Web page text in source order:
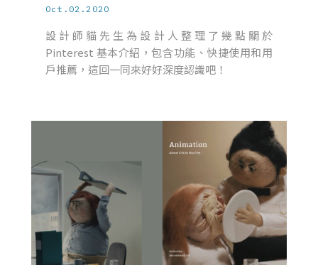
Oct.02.2020
設計師貓先生為設計人整理了幾點關於
Pinterest 基本介紹，包含功能、快捷使用和用
戶推薦，這回一同來好好深度認識吧！